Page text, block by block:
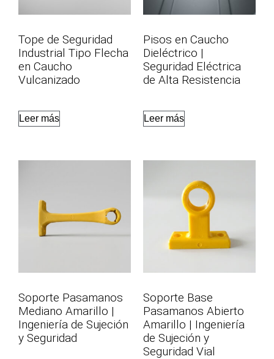
Tope de Seguridad
Industrial Tipo Flecha
en Caucho
Vulcanizado
Leer más
Pisos en Caucho
Dieléctrico |
Seguridad Eléctrica
de Alta Resistencia
Leer más
Soporte Pasamanos
Mediano Amarillo |
Ingeniería de Sujeción
y Seguridad
Soporte Base
Pasamanos Abierto
Amarillo | Ingeniería
de Sujeción y
Seguridad Vial